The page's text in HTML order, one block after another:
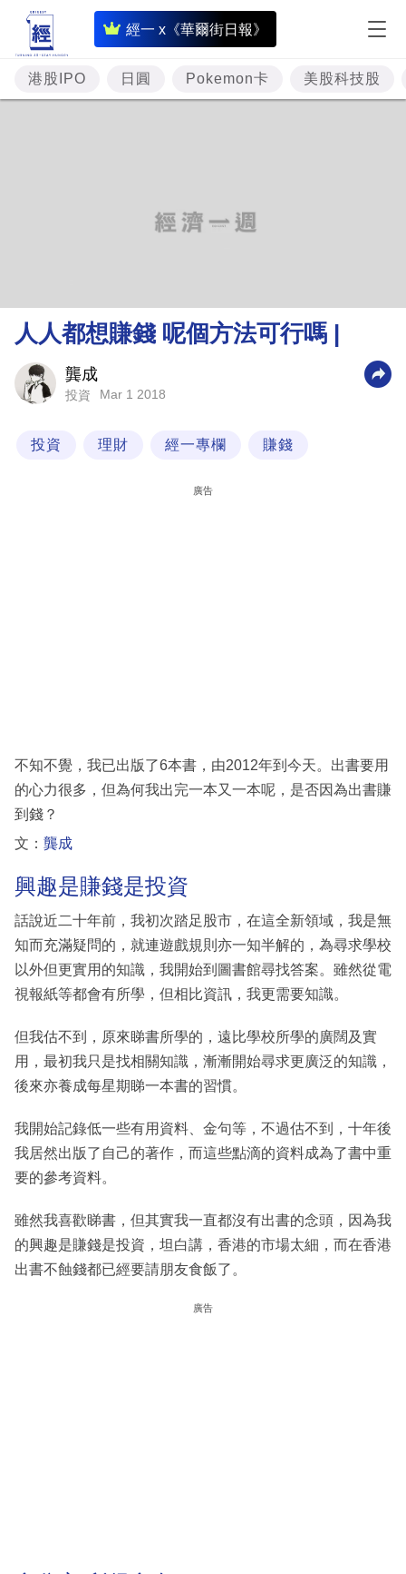
經一 x《華爾街日報》
即
時
財
經
理
財
業
技
閱
專
港股IPO 日圓 Pokemon卡 美股科技股
人人都想賺錢 呢個方法可行嗎 |
龔成
投資 Mar 1 2018
投資 理財 經一專欄 賺錢
廣告
不知不覺，我已出版了6本書，由2012年到今天。出書要用
的心力很多，但為何我出完一本又一本呢，是否因為出書賺
到錢？
文： 龔成
興趣是賺錢是投資
話說近二十年前，我初次踏足股市，在這全新領域，我是無
知而充滿疑問的，就連遊戲規則亦一知半解的，為尋求學校
以外但更實用的知識，我開始到圖書館尋找答案。雖然從電
視報紙等都會有所學，但相比資訊，我更需要知識。
但我估不到，原來睇書所學的，遠比學校所學的廣闊及實
用，最初我只是找相關知識，漸漸開始尋求更廣泛的知識，
後來亦養成每星期睇一本書的習慣。
我開始記錄低一些有用資料、金句等，不過估不到，十年後
我居然出版了自己的著作，而這些點滴的資料成為了書中重
要的參考資料。
雖然我喜歡睇書，但其實我一直都沒有出書的念頭，因為我
的興趣是賺錢是投資，坦白講，香港的市場太細，而在香港
出書不蝕錢都已經要請朋友食飯了。
廣告